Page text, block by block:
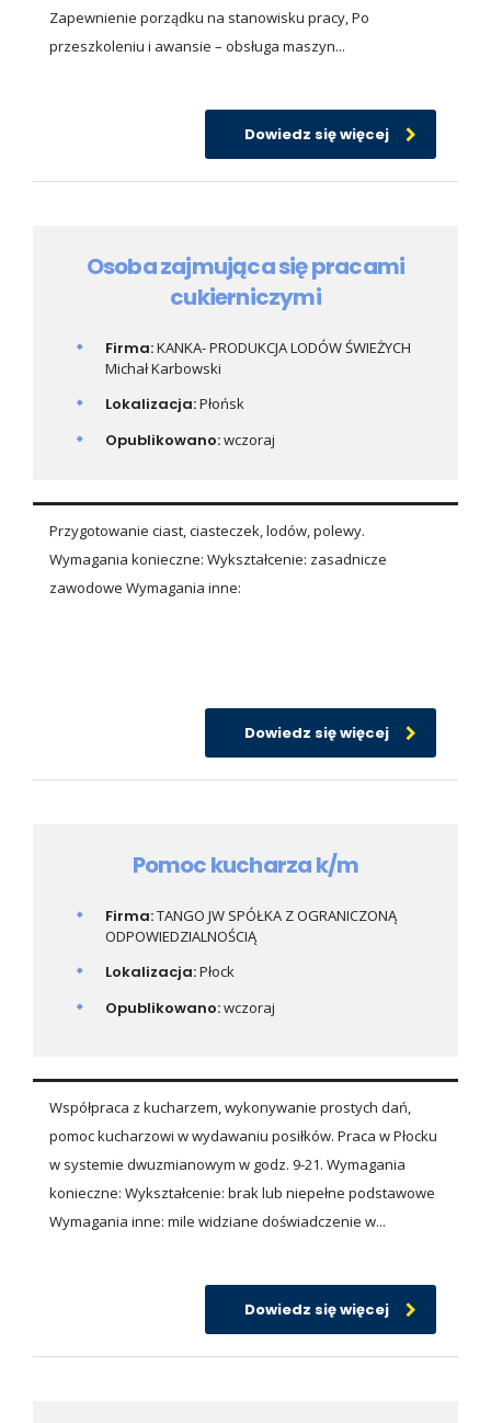
Zapewnienie porządku na stanowisku pracy, Po
przeszkoleniu i awansie – obsługa maszyn...
Dowiedz się więcej
Osoba zajmująca się pracami
cukierniczymi
Firma:KANKA- PRODUKCJA LODÓW ŚWIEŻYCH
Michał Karbowski
Lokalizacja:Płońsk
Opublikowano:wczoraj
Przygotowanie ciast, ciasteczek, lodów, polewy.
Wymagania konieczne: Wykształcenie: zasadnicze
zawodowe Wymagania inne:
Dowiedz się więcej
Pomoc kucharza k/m
Firma:TANGO JW SPÓŁKA Z OGRANICZONĄ
ODPOWIEDZIALNOŚCIĄ
Lokalizacja:Płock
Opublikowano:wczoraj
Współpraca z kucharzem, wykonywanie prostych dań,
pomoc kucharzowi w wydawaniu posiłków. Praca w Płocku
w systemie dwuzmianowym w godz. 9-21. Wymagania
konieczne: Wykształcenie: brak lub niepełne podstawowe
Wymagania inne: mile widziane doświadczenie w...
Dowiedz się więcej